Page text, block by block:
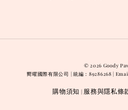
© 2026 Goody
嚮曜國際有限公司 | 統編：89286268 |
購物須知 | 服務與隱私條